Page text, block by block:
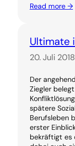
Read more →
Ultimate
20. Juli 2018
Der
Ziegler
spätere
Berufsleben
erster
bekräftigt es